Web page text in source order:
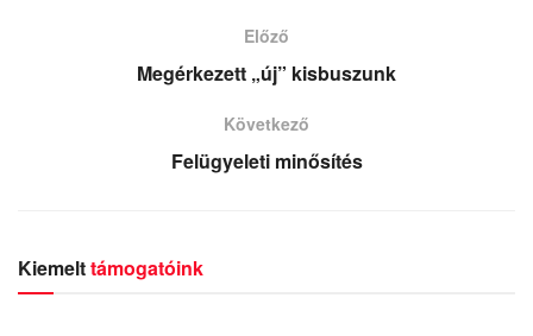
Előző
Megérkezett „új” kisbuszunk
Következő
Felügyeleti minősítés
Kiemelttámogatóink